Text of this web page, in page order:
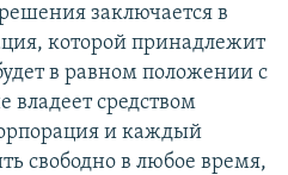
заключается в
которой принадлежит
в равном положении с
владеет средством
и каждый
свободно в любое время,